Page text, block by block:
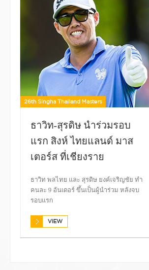
26th Singha Thailand Masters
ธาวิท-สุรดิษ นำร่วมรอบ
แรก สิงห์ ไทยแลนด์ มาส
เตอร์ส ที่เชียงราย
ธาวิท พลไทย และ สุรดิษ ยงค์เจริญชัย ทำ
คนละ 9 อันเดอร์ ขึ้นเป็นผู้นำร่วม หลังจบ
รอบแรก
VIEW